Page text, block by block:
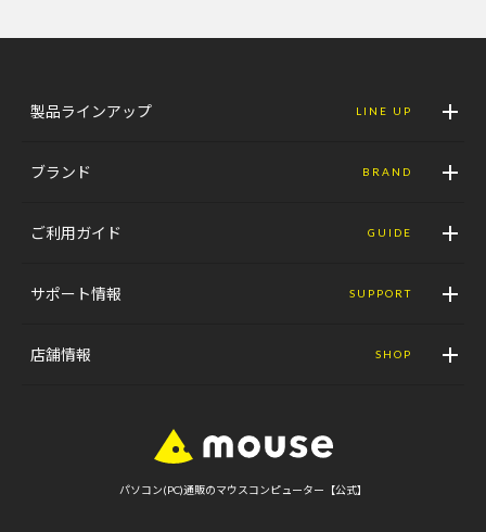
製品ラインアップ LINE UP
ブランド BRAND
ご利用ガイド GUIDE
サポート情報 SUPPORT
店舗情報 SHOP
パソコン(PC)通販のマウスコンピューター【公式】